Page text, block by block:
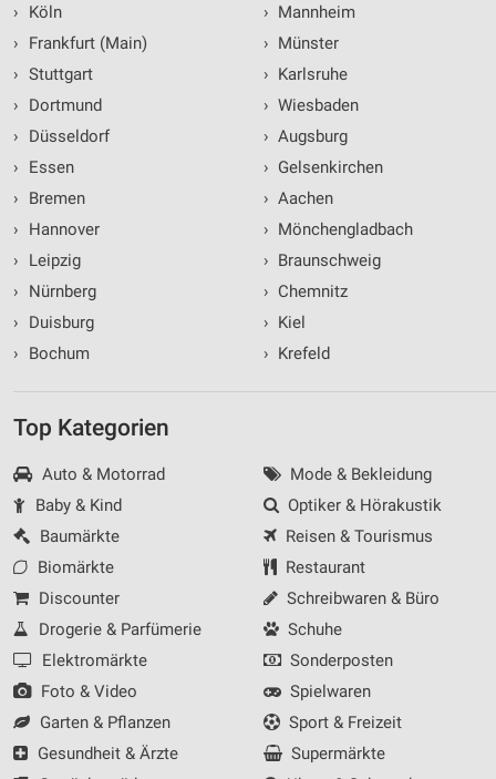
›
Köln
›
Frankfurt (Main)
› Stuttgart
›
Dortmund
›
Düsseldorf
›
Essen
›
Bremen
›
Hannover
›
Leipzig
›
Nürnberg
›
Duisburg
›
Bochum
› Mannheim
› Münster
› Karlsruhe
› Wiesbaden
› Augsburg
› Gelsenkirchen
› Aachen
› Mönchengladbach
› Braunschweig
› Chemnitz
› Kiel
› Krefeld
Top Kategorien
Auto & Motorrad
Baby & Kind
Baumärkte
Biomärkte
Discounter
Drogerie & Parfümerie
Elektromärkte
Foto & Video
Garten & Pflanzen
Gesundheit & Ärzte
Mode & Bekleidung
Optiker & Hörakustik
Reisen & Tourismus
Restaurant
Schreibwaren & Büro
Schuhe
Sonderposten
Spielwaren
Sport & Freizeit
Supermärkte